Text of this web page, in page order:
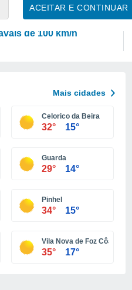
ACEITAR E CONTINUAR
do tempo em SP:
de 100 km/h
Mais cidades
Celorico da Beira
32° 15°
Guarda
29° 14°
Pinhel
34° 15°
Vila Nova de Foz Côa
35° 17°